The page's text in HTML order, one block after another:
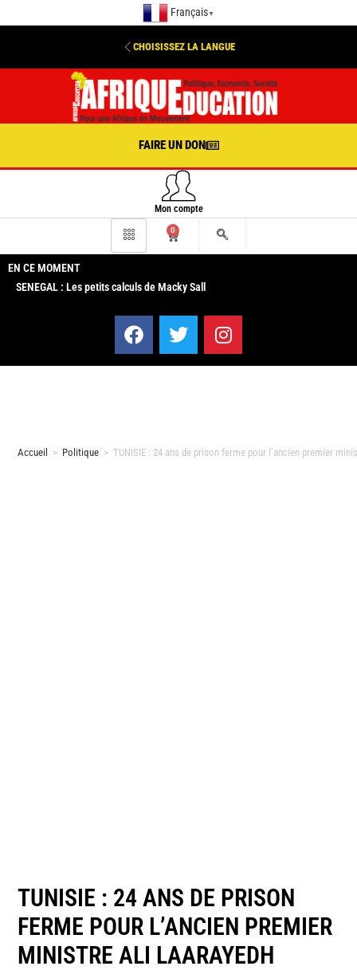
Français ▼
CHOISISSEZ LA LANGUE
FAIRE UN DON
Mon compte
0
EN CE MOMENT
SENEGAL : Les petits calculs de Macky Sall
Accueil > Politique > TUNISIE : 24 ans de prison ferme pour l’ancien premier
TUNISIE : 24 ANS DE PRISON
FERME POUR L’ANCIEN PREMIER
MINISTRE ALI LAARAYEDH